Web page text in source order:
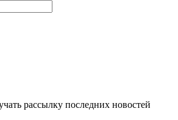
рассылку последних новостей